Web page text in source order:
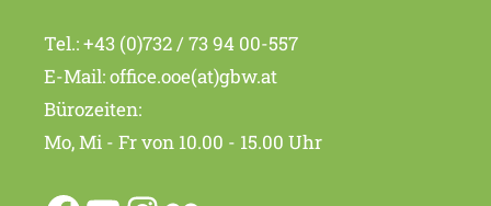
Tel.:+43 (0)732 / 73 94 00-557
E-Mail:office.ooe(at)gbw.at
Bürozeiten:
Mo, Mi - Fr von 10.00 - 15.00 Uhr